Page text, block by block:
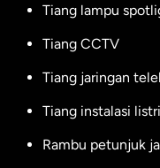
Tiang lampu
Tiang CCTV
Tiang jaringan
Tiang instalasi
Rambu petunjuk